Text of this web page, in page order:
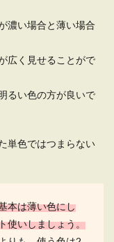
人もいるのではないで
屋のレイアウト。
は十分な広さ。レイアウ
に演出できますが、レ
濃い場合と薄い場合
広く見せることがで
るい色の方が良いで
単色ではつまらない
本は薄い色にし
使いしましょう。